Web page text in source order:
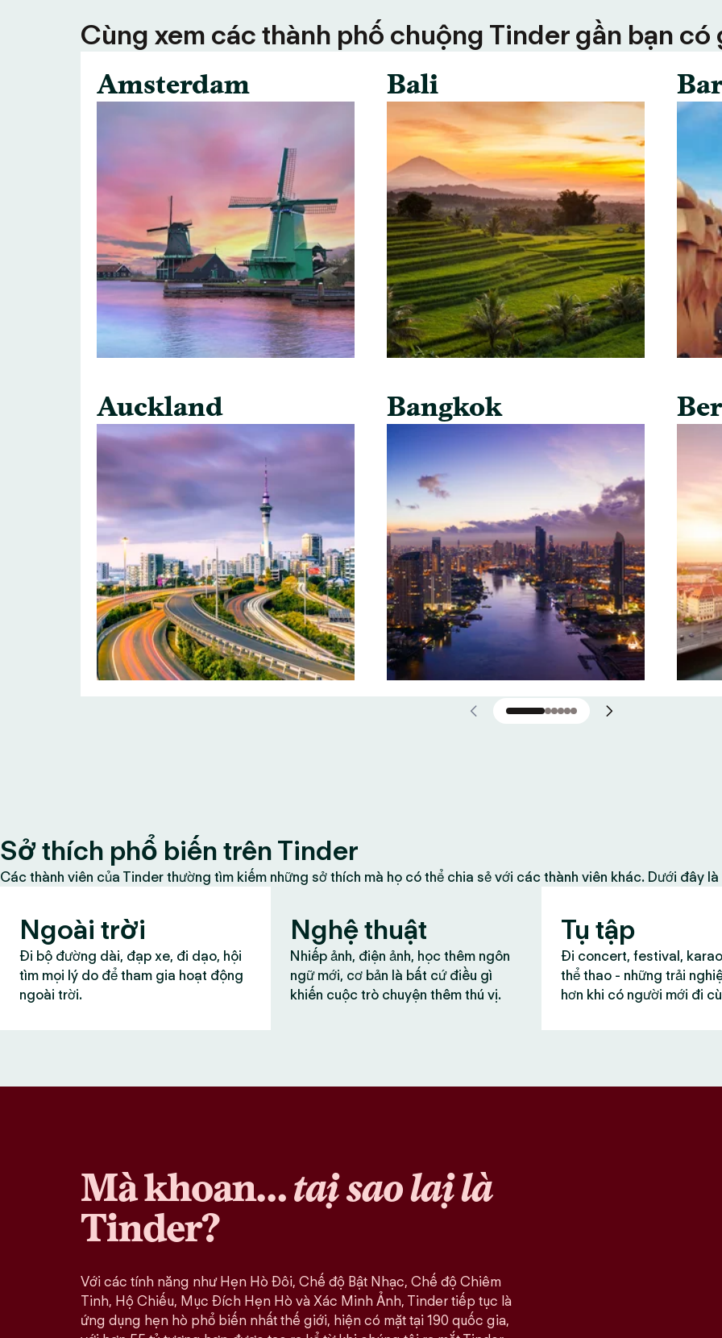
Cùng xem các thành phố chuộng Tinder gần bạn có
Amsterdam
Auckland
Bali
Bangkok
Sở thích phổ biến trên Tinder
Các thành viên của Tinder thường tìm kiếm những sở thích mà họ có thể chia sẻ với các thành viên khác. Dưới đây
Ngoài trời
Đi bộ đường dài, đạp xe, đi dạo, hội
tìm mọi lý do để tham gia hoạt động
ngoài trời.
Nghệ thuật
Nhiếp ảnh, điện ảnh, học thêm ngôn
ngữ mới, cơ bản là bất cứ điều gì
khiến cuộc trò chuyện thêm thú vị.
Tụ tập
Đi concert, festival,
thể thao - những trải
hơn khi có người mới đi
Mà khoan…tại sao lại là
Tinder?
Với các tính năng như Hẹn Hò Đôi, Chế độ Bật Nhạc, Chế độ Chiêm
Tinh, Hộ Chiếu, Mục Đích Hẹn Hò và Xác Minh Ảnh, Tinder tiếp tục là
ứng dụng hẹn hò phổ biến nhất thế giới, hiện có mặt tại 190 quốc gia,